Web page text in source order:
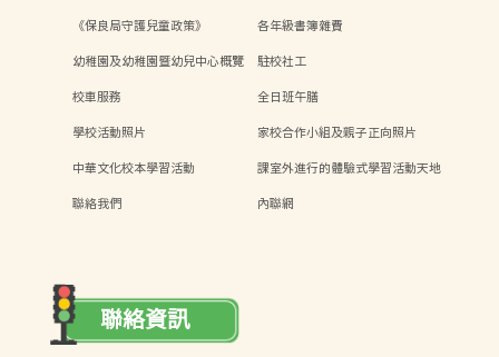
《保良局守護兒童政策》
各年級書簿雜費
幼稚園及幼稚園暨幼兒中心概覽
駐校社工
校車服務
全日班午膳
學校活動照片
家校合作小組及親子正向照片
中華文化校本學習活動
課室外進行的體驗式學習活動天地
聯絡我們
內聯網
聯絡資訊